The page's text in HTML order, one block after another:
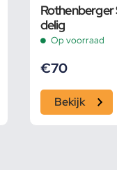
Rothenberger
delig
Op voorraad
€70
Bekijk